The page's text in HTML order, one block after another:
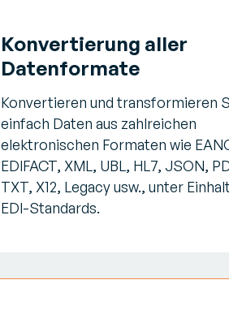
Konvertierung aller
Datenformate
Konvertieren und transformieren
einfach Daten aus zahlreichen
elektronischen Formaten wie
EDIFACT, XML, UBL, HL7, JSON,
TXT, X12, Legacy usw., unter
EDI-Standards.